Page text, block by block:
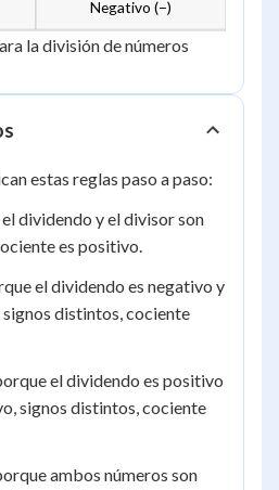
Negativo (−)
la división de números
estas reglas paso a paso:
dividendo y el divisor son
es positivo.
el dividendo es negativo y
distintos, cociente
el dividendo es positivo
signos distintos, cociente
ambos números son